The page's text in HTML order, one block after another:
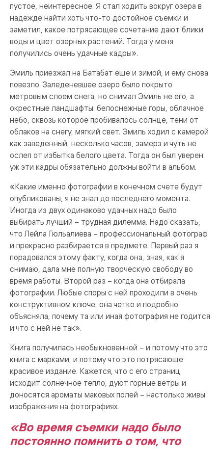
пустое, неинтересное. Я стал ходить вокруг озера в
надежде найти хоть что-то достойное съемки и
заметил, какое потрясающее сочетание дают блики
воды и цвет озерных растений. Тогда у меня
получились очень удачные кадры».
Эмиль приезжал на Батабат еще и зимой, и ему снова
повезло. Заледеневшее озеро было покрыто
метровым слоем снега, но снимал Эмиль не его, а
окрестные ландшафты: белоснежные горы, облачное
небо, сквозь которое пробивалось солнце, тени от
облаков на снегу, мягкий свет. Эмиль ходил с камерой
как заведенный, несколько часов, замерз и чуть не
ослеп от избытка белого цвета. Тогда он был уверен:
уж эти кадры обязательно должны войти в альбом.
«Какие именно фотографии в конечном счете будут
опубликованы, я не знал до последнего момента.
Иногда из двух одинаково удачных надо было
выбирать лучший – трудная дилемма. Надо сказать,
что Лейла Гюльалиева – профессиональный фотограф
и прекрасно разбирается в предмете. Первый раз я
порадовался этому факту, когда она, зная, как я
снимаю, дала мне полную творческую свободу во
время работы. Второй раз – когда она отбирала
фотографии. Любые споры с ней проходили в очень
конструктивном ключе, она четко и подробно
объясняла, почему та или иная фотография не годится
и что с ней не так».
Книга получилась необыкновенной – и потому что это
книга с марками, и потому что это потрясающе
красивое издание. Кажется, что с его страниц
исходит солнечное тепло, дуют горные ветры и
доносятся ароматы маковых полей – настолько живы
изображения на фотографиях.
«Во время съемки надо было
постоянно помнить о том, что